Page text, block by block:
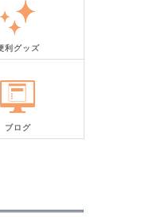
利グッズ
ブログ
り屋ラプソディー